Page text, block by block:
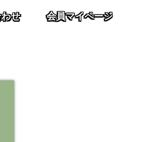
せ 会員マイページ